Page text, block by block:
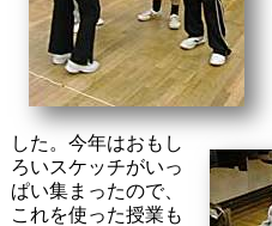
した。今年はおもし
ろいスケッチがいっ
ぱい集まったので、
これを使った授業も